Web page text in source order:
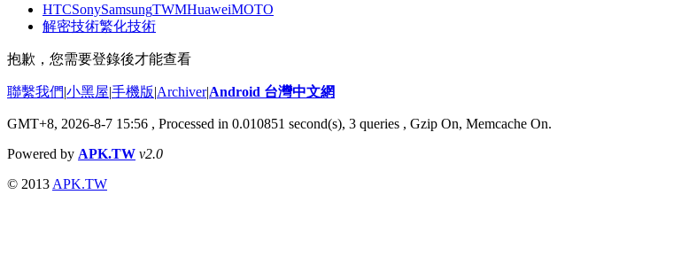
HTCSonySamsungTWMHuaweiMOTO
解密技術繁化技術
抱歉，您需要登錄後才能查看
聯繫我們|小黑屋|手機版|Archiver|Android 台灣中文網
GMT+8, 2026-8-7 15:56 , Processed in 0.010851 second(s), 3 queries , Gzip On, Memcache On.
Powered by APK.TW v2.0
© 2013 APK.TW